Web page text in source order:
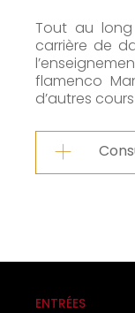
Tout au
carrière de
flamenco
d’autres
ENTRÉES